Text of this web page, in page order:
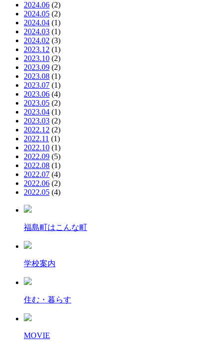
2024.06 (2)
2024.05 (2)
2024.04 (1)
2024.03 (1)
2024.02 (3)
2023.12 (1)
2023.10 (2)
2023.09 (2)
2023.08 (1)
2023.07 (1)
2023.06 (4)
2023.05 (2)
2023.04 (1)
2023.03 (2)
2022.12 (2)
2022.11 (1)
2022.10 (1)
2022.09 (5)
2022.08 (1)
2022.07 (4)
2022.06 (2)
2022.05 (4)
福島町はこんな町
学校案内
住む・暮らす
MOVIE